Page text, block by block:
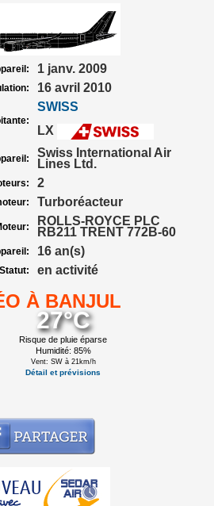
1 janv. 2009
16 avril 2010
SWISS
LX
Swiss International Air
Lines Ltd.
2
Turboréacteur
ROLLS-ROYCE PLC
RB211 TRENT 772B-60
16 an(s)
Statut: en activité
À BANJUL
27°C
Risque de pluie éparse
Humidité: 85%
Vent: SW à 21km/h
Détail et prévisions